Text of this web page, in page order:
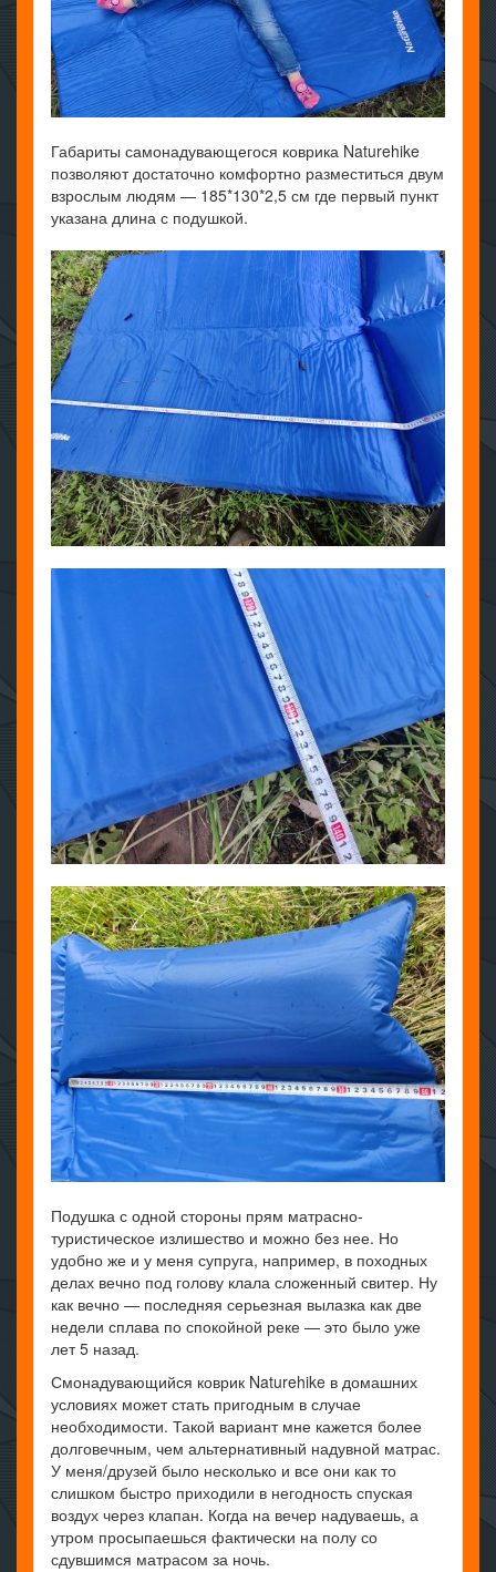
Габариты самонадувающегося коврика Naturehike
позволяют достаточно комфортно разместиться двум
взрослым людям — 185*130*2,5 см где первый пункт
указана длина с подушкой.
Подушка с одной стороны прям матрасно-
туристическое излишество и можно без нее. Но
удобно же и у меня супруга, например, в походных
делах вечно под голову клала сложенный свитер. Ну
как вечно — последняя серьезная вылазка как две
недели сплава по спокойной реке — это было уже
лет 5 назад.
Смонадувающийся коврик Naturehike в домашних
условиях может стать пригодным в случае
необходимости. Такой вариант мне кажется более
долговечным, чем альтернативный надувной матрас.
У меня/друзей было несколько и все они как то
слишком быстро приходили в негодность спуская
воздух через клапан. Когда на вечер надуваешь, а
утром просыпаешься фактически на полу со
сдувшимся матрасом за ночь.